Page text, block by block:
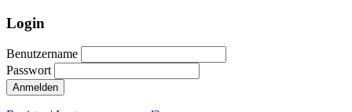
Login
Benutzername
Passwort
Anmelden